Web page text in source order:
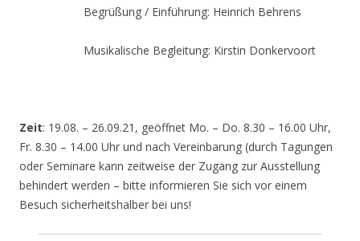
Begrüßung / Einführung: Heinrich Behrens
Musikalische Begleitung: Kirstin Donkervoort
Zeit: 19.08. – 26.09.21, geöffnet Mo. – Do. 8.30 – 16.00 Uhr,
Fr. 8.30 – 14.00 Uhr und nach Vereinbarung (durch Tagungen
oder Seminare kann zeitweise der Zugang zur Ausstellung
behindert werden – bitte informieren Sie sich vor einem
Besuch sicherheitshalber bei uns!